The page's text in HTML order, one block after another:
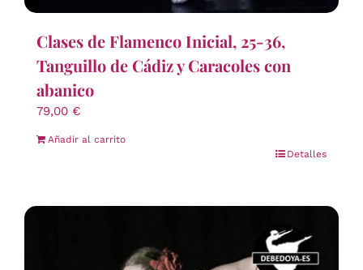
Clases de Flamenco Inicial, 25-36,
Tanguillo de Cádiz y Caracoles con
abanico
79,00 €
Añadir al carrito
Detalles